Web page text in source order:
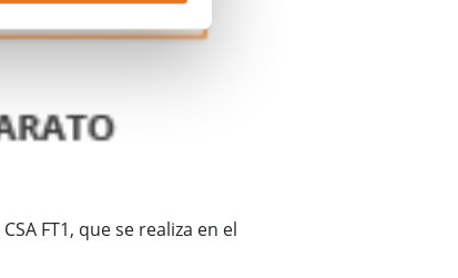
FT1, que se realiza en el